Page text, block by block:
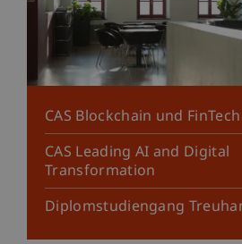
CAS Blockchain und FinTech
CAS Leading AI and Digital
Transformation
Diplomstudiengang